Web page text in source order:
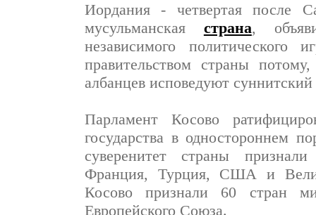
Иордания - четвертая после
мусульманская страна,
независимого политического
правительством страны
албанцев исповедуют
Парламент Косово
государства в одностороннем
суверенитет страны
Франция, Турция, США и
Косово признали 60 стран
Европейского Союза.